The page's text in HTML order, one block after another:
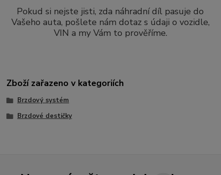
Pokud si nejste jisti, zda náhradní díl pasuje do
Vašeho auta, pošlete nám dotaz s údaji o vozidle,
VIN a my Vám to prověříme.
Zboží zařazeno v kategoriích
Brzdový systém
Brzdové destičky